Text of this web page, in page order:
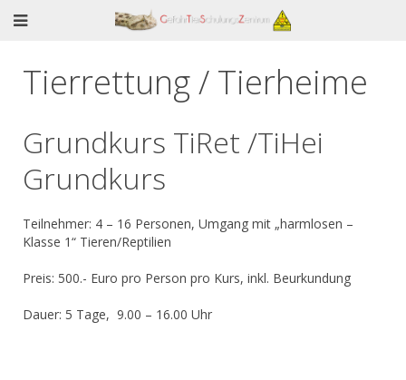
Tierrettung / Tierheime
Grundkurs TiRet /TiHei
Grundkurs
Teilnehmer: 4 – 16 Personen, Umgang mit „harmlosen –
Klasse 1“ Tieren/Reptilien
Preis: 500.- Euro pro Person pro Kurs, inkl. Beurkundung
Dauer: 5 Tage, 9.00 – 16.00 Uhr